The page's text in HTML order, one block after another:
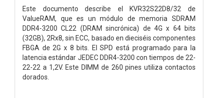
Este documento describe el KVR32S22D8/32 de
ValueRAM, que es un módulo de memoria SDRAM
DDR4-3200 CL22 (DRAM sincrónica) de 4G x 64 bits
(32GB), 2Rx8, sin ECC, basado en dieciséis componentes
FBGA de 2G x 8 bits. El SPD está programado para la
latencia estándar JEDEC DDR4-3200 con tiempos de 22-
22-22 a 1,2V. Este DIMM de 260 pines utiliza contactos
dorados.